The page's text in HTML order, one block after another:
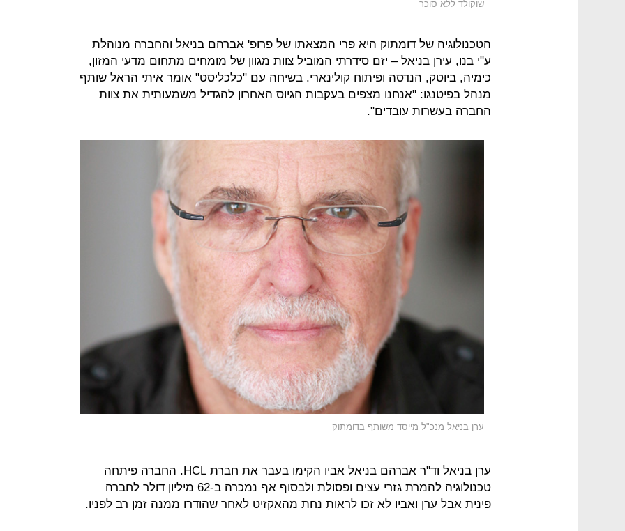
שוקולד ללא סוכר
הטכנולוגיה של דומתוק היא פרי המצאתו של פרופ' אברהם בניאל והחברה מנוהלת
ע"י בנו, עירן בניאל – יזם סידרתי המוביל צוות מגוון של מומחים מתחום מדעי המזון,
כימיה, ביוטק, הנדסה ופיתוח קולינארי. בשיחה עם "כלכליסט" אומר איתי הראל שותף
מנהל בפיטנגו: "אנחנו מצפים בעקבות הגיוס האחרון להגדיל משמעותית את צוות
החברה בעשרות עובדים".
ערן בניאל מנכ"ל מייסד משותף בדומתוק
ערן בניאל וד"ר אברהם בניאל אביו הקימו בעבר את חברת HCL. החברה פיתחה
טכנולוגיה להמרת גזרי עצים ופסולת ולבסוף אף נמכרה ב-62 מיליון דולר לחברה
פינית אבל ערן ואביו לא זכו לראות נחת מהאקזיט לאחר שהודרו ממנה זמן רב לפניו.